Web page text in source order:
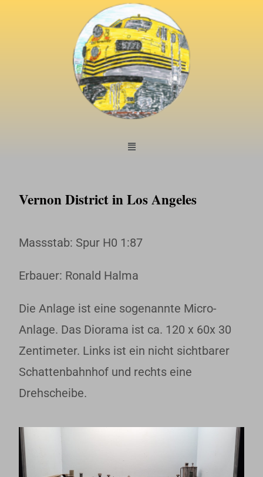
Vernon District in Los Angeles
Massstab: Spur H0 1:87
Erbauer: Ronald Halma
Die Anlage ist eine sogenannte Micro-
Anlage. Das Diorama ist ca. 120 x 60x 30
Zentimeter. Links ist ein nicht sichtbarer
Schattenbahnhof und rechts eine
Drehscheibe.